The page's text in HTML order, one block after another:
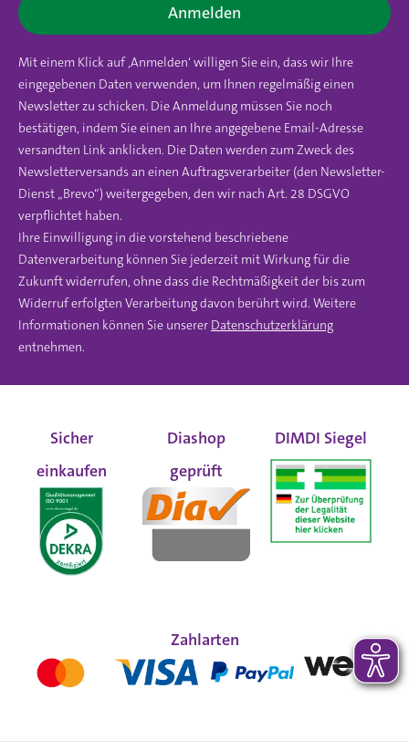
Anmelden
Mit einem Klick auf ‚Anmelden‘ willigen Sie ein, dass wir Ihre
eingegebenen Daten verwenden, um Ihnen regelmäßig einen
Newsletter zu schicken. Die Anmeldung müssen Sie noch
bestätigen, indem Sie einen an Ihre angegebene Email-Adresse
versandten Link anklicken. Die Daten werden zum Zweck des
Newsletterversands an einen Auftragsverarbeiter (den Newsletter-
Dienst „Brevo“) weitergegeben, den wir nach Art. 28 DSGVO
verpflichtet haben.
Ihre Einwilligung in die vorstehend beschriebene
Datenverarbeitung können Sie jederzeit mit Wirkung für die
Zukunft widerrufen, ohne dass die Rechtmäßigkeit der bis zum
Widerruf erfolgten Verarbeitung davon berührt wird. Weitere
Informationen können Sie unserer Datenschutzerklärung
entnehmen.
Sicher
einkaufen
Diashop
geprüft
DIMDI Siegel
Zahlarten